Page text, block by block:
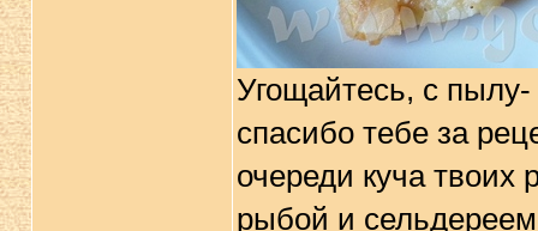
Угощайтесь, с
спасибо тебе за
очереди куча твоих
рыбой и сельдереем